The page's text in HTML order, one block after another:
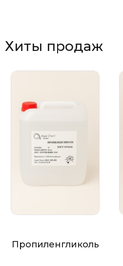
Хиты продаж
Пропиленгликоль